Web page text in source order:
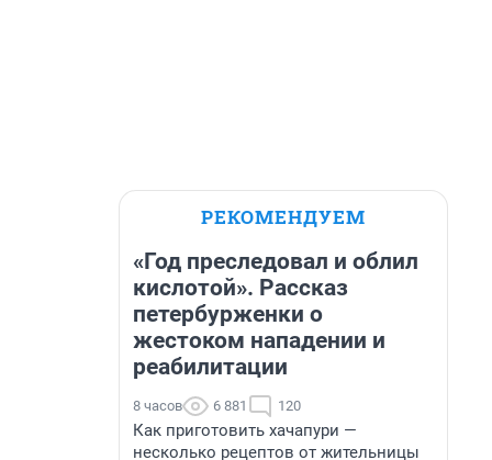
РЕКОМЕНДУЕМ
«Год преследовал и облил
кислотой». Рассказ
петербурженки о
жестоком нападении и
реабилитации
8 часов 6 881 120
Как приготовить хачапури —
несколько рецептов от жительницы